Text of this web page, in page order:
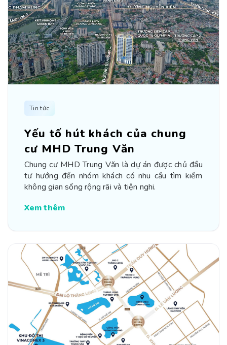
Tin tức
Yếu tố hút khách của chung
cư MHD Trung Văn
Chung cư MHD Trung Văn là dự án được chủ đầu
tư hướng đến nhóm khách có nhu cầu tìm kiếm
không gian sống rộng rãi và tiện nghi.
Xem thêm